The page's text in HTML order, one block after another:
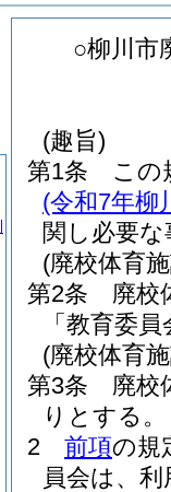
○柳川市
(趣旨)
第1条
この
(令和7年柳
関し必要
(廃校体育
第2条
廃校
「教育委
(廃校体育
第3条
廃校
りとする。
2
前項の規
員会は、